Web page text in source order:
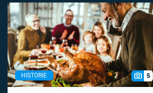
HISTORIE 5